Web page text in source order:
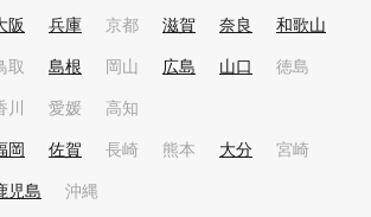
阪 兵庫 京都 滋賀 奈良 和歌山
取 島根 岡山 広島 山口 徳島
川 愛媛 高知
岡 佐賀 長崎 熊本 大分 宮崎
児島 沖縄